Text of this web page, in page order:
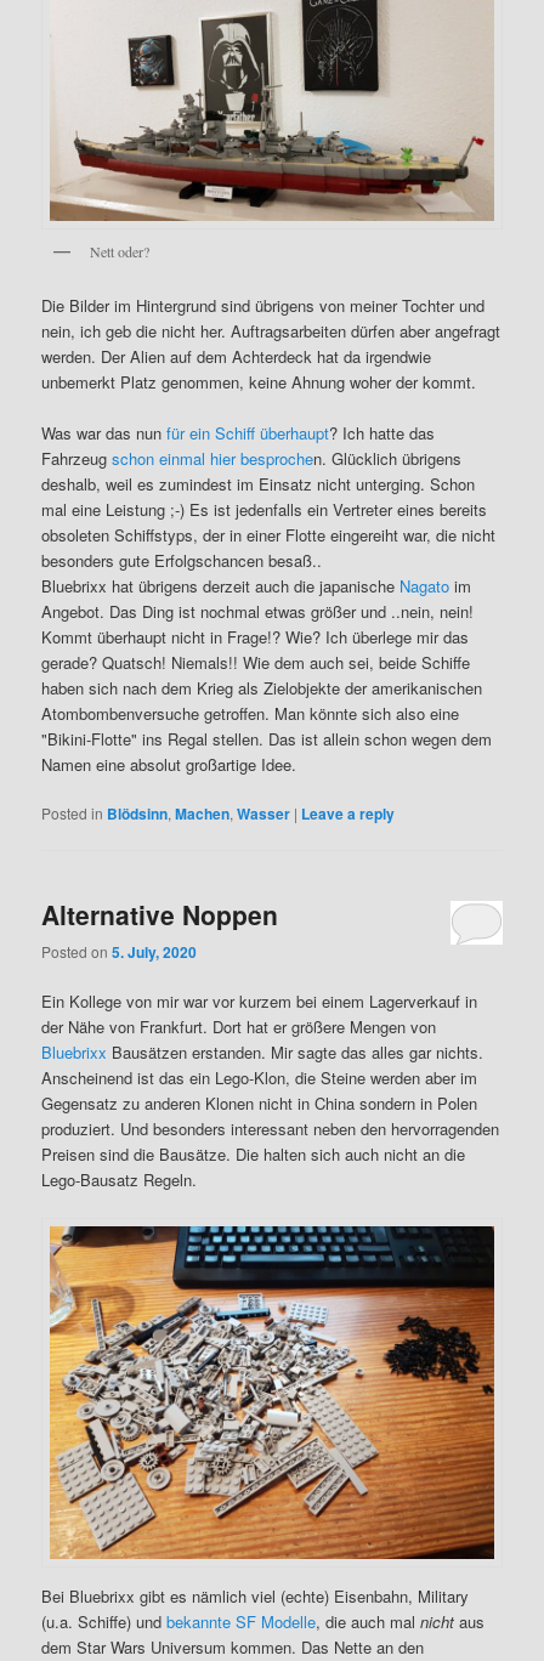
Nett oder?
Die Bilder im Hintergrund sind übrigens von meiner Tochter und
nein, ich geb die nicht her. Auftragsarbeiten dürfen aber angefragt
werden. Der Alien auf dem Achterdeck hat da irgendwie
unbemerkt Platz genommen, keine Ahnung woher der kommt.
Was war das nun für ein Schiff überhaupt? Ich hatte das
Fahrzeugschon einmal hier besprochen. Glücklich übrigens
deshalb, weil es zumindest im Einsatz nicht unterging. Schon
mal eine Leistung ;-) Es ist jedenfalls ein Vertreter eines bereits
obsoleten Schiffstyps, der in einer Flotte eingereiht war, die nicht
besonders gute Erfolgschancen besaß..
Bluebrixx hat übrigens derzeit auch die japanische Nagato im
Angebot. Das Ding ist nochmal etwas größer und ..nein, nein!
Kommt überhaupt nicht in Frage!? Wie? Ich überlege mir das
gerade? Quatsch! Niemals!! Wie dem auch sei, beide Schiffe
haben sich nach dem Krieg als Zielobjekte der amerikanischen
Atombombenversuche getroffen. Man könnte sich also eine
"Bikini-Flotte" ins Regal stellen. Das ist allein schon wegen dem
Namen eine absolut großartige Idee.
Posted in Blödsinn,Machen,Wasser | Leave a reply
Alternative Noppen
Posted on5. July, 2020
Ein Kollege von mir war vor kurzem bei einem Lagerverkauf in
der Nähe von Frankfurt. Dort hat er größere Mengen von
Bluebrixx Bausätzen erstanden. Mir sagte das alles gar nichts.
Anscheinend ist das ein Lego-Klon, die Steine werden aber im
Gegensatz zu anderen Klonen nicht in China sondern in Polen
produziert. Und besonders interessant neben den hervorragenden
Preisen sind die Bausätze. Die halten sich auch nicht an die
Lego-Bausatz Regeln.
Bei Bluebrixx gibt es nämlich viel (echte) Eisenbahn, Military
(u.a. Schiffe) undbekannte SF Modelle, die auch malnicht aus
dem Star Wars Universum kommen. Das Nette an den